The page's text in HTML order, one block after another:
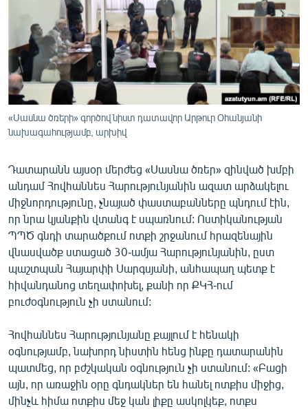
ՄԵԿՆԱԲԱՆՈՒԹՅՈՒՆ
ՏՏ ԵՒ ԻՆՏԵՐՆԵՏ
ԿՈՐՈՆԱՎԻՐՈՒՍ
ԱՐԽԻՎ
ՏԵՍԱՆՅՈՒԹԵՐ
ԲԱՆԱՎԵՃ
ՁԳՏԵԼՈՎ ԼԱՎԱԳՈՒՅՆԻՆ
ՓՈԴՔԱՍԹ
Հայերեն
English
Русский
ՀԵՏԵՎԵՔ ՄԵԶ
«Սասնա ծռերի» գործով նիստ դատավոր Արթուր Օհանյանի
նախագահությամբ, արխիվ
Դատարանն այսօր մերժեց «Սասնա ծռեր» զինված խմբի
անդամ Հովհաննես Հարությունյանին ազատ արձակելու
միջնորդությունը, չնայած փաստաբանները պնդում էին,
որ նրա կյանքին վտանգ է սպառնում: Ոստիկանության
ՊՊԾ գնդի տարածքում ոտքի շրջանում հրազենային
վնասվածք ստացած 30-ամյա Հարությունյանին, ըստ
պաշտպան Հայարփի Սարգսյանի, անհապաղ պետք է
հիվանդանոց տեղափոխել, քանի որ ՔԿՀ-ում
բուժօգնություն չի ստանում:
Հովհաննես Հարությունյանը քայլում է հենակի
օգնությամբ, նախորդ նիստին հենց ինքը դատարանին
պատմեց, որ բժշկական օգնություն չի ստանում: «Բացի
այն, որ առաջին օրը գնդակներ են հանել ոտքիս միջից,
մինչև հիմա ոտքիս մեջ կան լիքը ասկոլկեք, ոտքս